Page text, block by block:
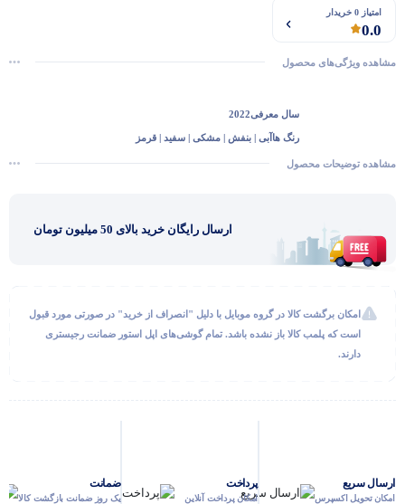
امتیاز 0 خریدار
0.0
مشاهده ویژگی‌های محصول
سال معرفی2022
رنگ‌ هاآبی | بنفش | مشکی | سفید | قرمز
جنس بدنهآلومینیوم
وضوح تصویر
مشاهده توضیحات محصول
ارسال رایگان خرید بالای 50 میلیون تومان
امکان برگشت کالا در گروه موبایل با دلیل "انصراف از خرید" در صورتی مورد قبول
است که پلمب کالا باز نشده باشد. تمام گوشی‌های اپل استور ضمانت رجیستری
دارند.
ارسال سریع
امکان تحویل اکسپرس
پرداخت
امکان پرداخت آنلاین
ضمانت
یک روز ضمانت بازگشت کالا
گفتگو با غرفه‌دار
در حال اتصال...